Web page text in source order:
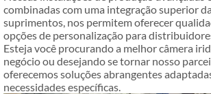
combinadas com uma integração superior
suprimentos, nos permitem oferecer
opções de personalização para
Esteja você procurando a melhor câmera
negócio ou desejando se tornar nosso
oferecemos soluções abrangentes
necessidades específicas.